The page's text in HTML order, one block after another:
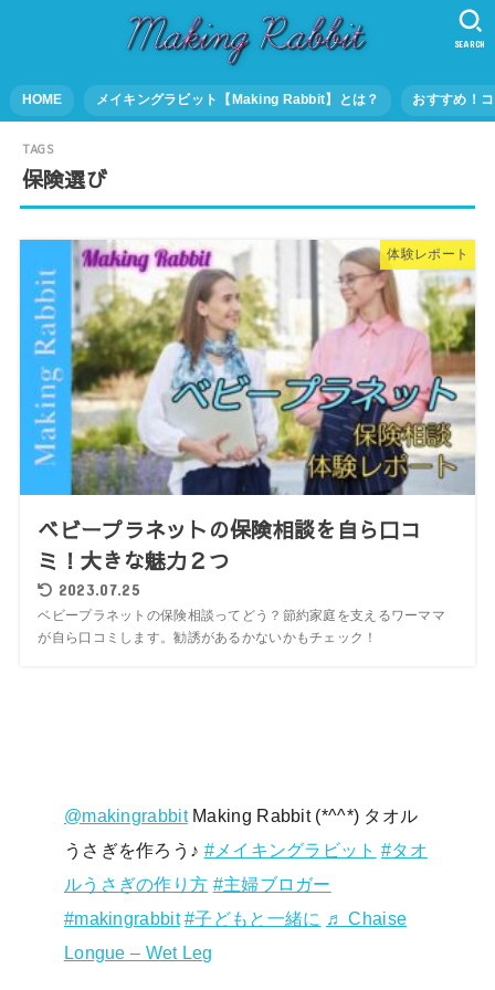
HOME メイキングラビット【Making Rabbit】とは？ おすすめ！
SEARCH
保険選び
体験レポート
ベビープラネットの保険相談を自ら口コ
ミ！大きな魅力２つ
2023.07.25
ベビープラネットの保険相談ってどう？節約家庭を支えるワーママ
が自ら口コミします。勧誘があるかないかもチェック！
@makingrabbitMaking Rabbit (*^^*) タオル
うさぎを作ろう♪ #メイキングラビット #タオ
ルうさぎの作り方 #主婦ブロガー
#makingrabbit #子どもと一緒に
♬ Chaise
Longue – Wet Leg